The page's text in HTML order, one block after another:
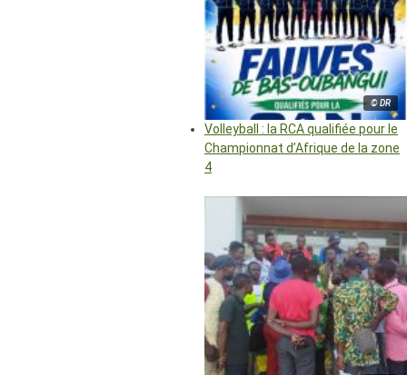
© DR
Volleyball : la RCA qualifiée pour le
Championnat d’Afrique de la zone
4